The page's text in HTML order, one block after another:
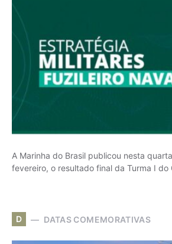
A Marinha do Brasil publicou nesta
fevereiro, o resultado final da Turma I do
D DATAS COMEMORATIVAS